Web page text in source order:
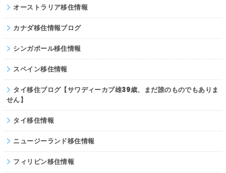
オーストラリア移住情報
カナダ移住情報ブログ
シンガポール移住情報
スペイン移住情報
タイ移住ブログ【サワディーカプ雄39歳、まだ誰のものでもありま
せん】
タイ移住情報
ニュージーランド移住情報
フィリピン移住情報